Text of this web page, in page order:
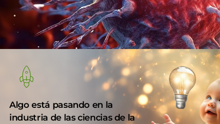
Algo está pasando en la
industria de las ciencias de la